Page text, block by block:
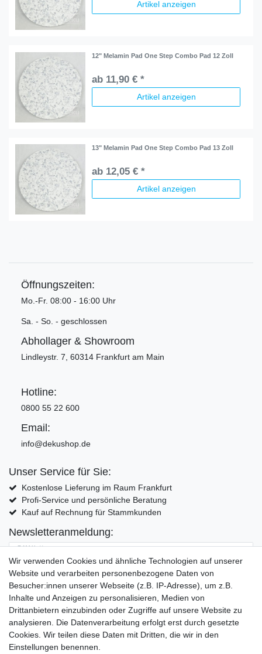
Artikel anzeigen
12" Melamin Pad One Step Combo Pad 12 Zoll
ab 11,90 € *
Artikel anzeigen
13" Melamin Pad One Step Combo Pad 13 Zoll
ab 12,05 € *
Artikel anzeigen
Öffnungszeiten:
Mo.-Fr. 08:00 - 16:00 Uhr
Sa. - So. - geschlossen
Abhollager & Showroom
Lindleystr. 7, 60314 Frankfurt am Main
Hotline:
0800 55 22 600
Email:
info@dekushop.de
Unser Service für Sie:
Kostenlose Lieferung im Raum Frankfurt
Profi-Service und persönliche Beratung
Kauf auf Rechnung für Stammkunden
Newsletteranmeldung:
E-MAIL **
Hiermit bestätige ich, dass ich die Daten­schutz­erklärung
Einwilligung kann ich jederzeit widerrufen.**
Abonnieren
** Hierbei handelt es sich um ein Pflichtfeld.
Wir verwenden Cookies und ähnliche Technologien auf unserer
Website und verarbeiten personenbezogene Daten von
Besucher:innen unserer Webseite (z.B. IP-Adresse), um z.B.
Inhalte und Anzeigen zu personalisieren, Medien von
Drittanbietern einzubinden oder Zugriffe auf unsere Website zu
analysieren. Die Datenverarbeitung erfolgt erst durch gesetzte
Cookies. Wir teilen diese Daten mit Dritten, die wir in den
Einstellungen benennen.